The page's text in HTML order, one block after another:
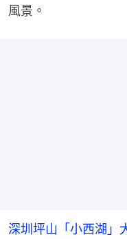
風景。
深圳坪山「小西湖